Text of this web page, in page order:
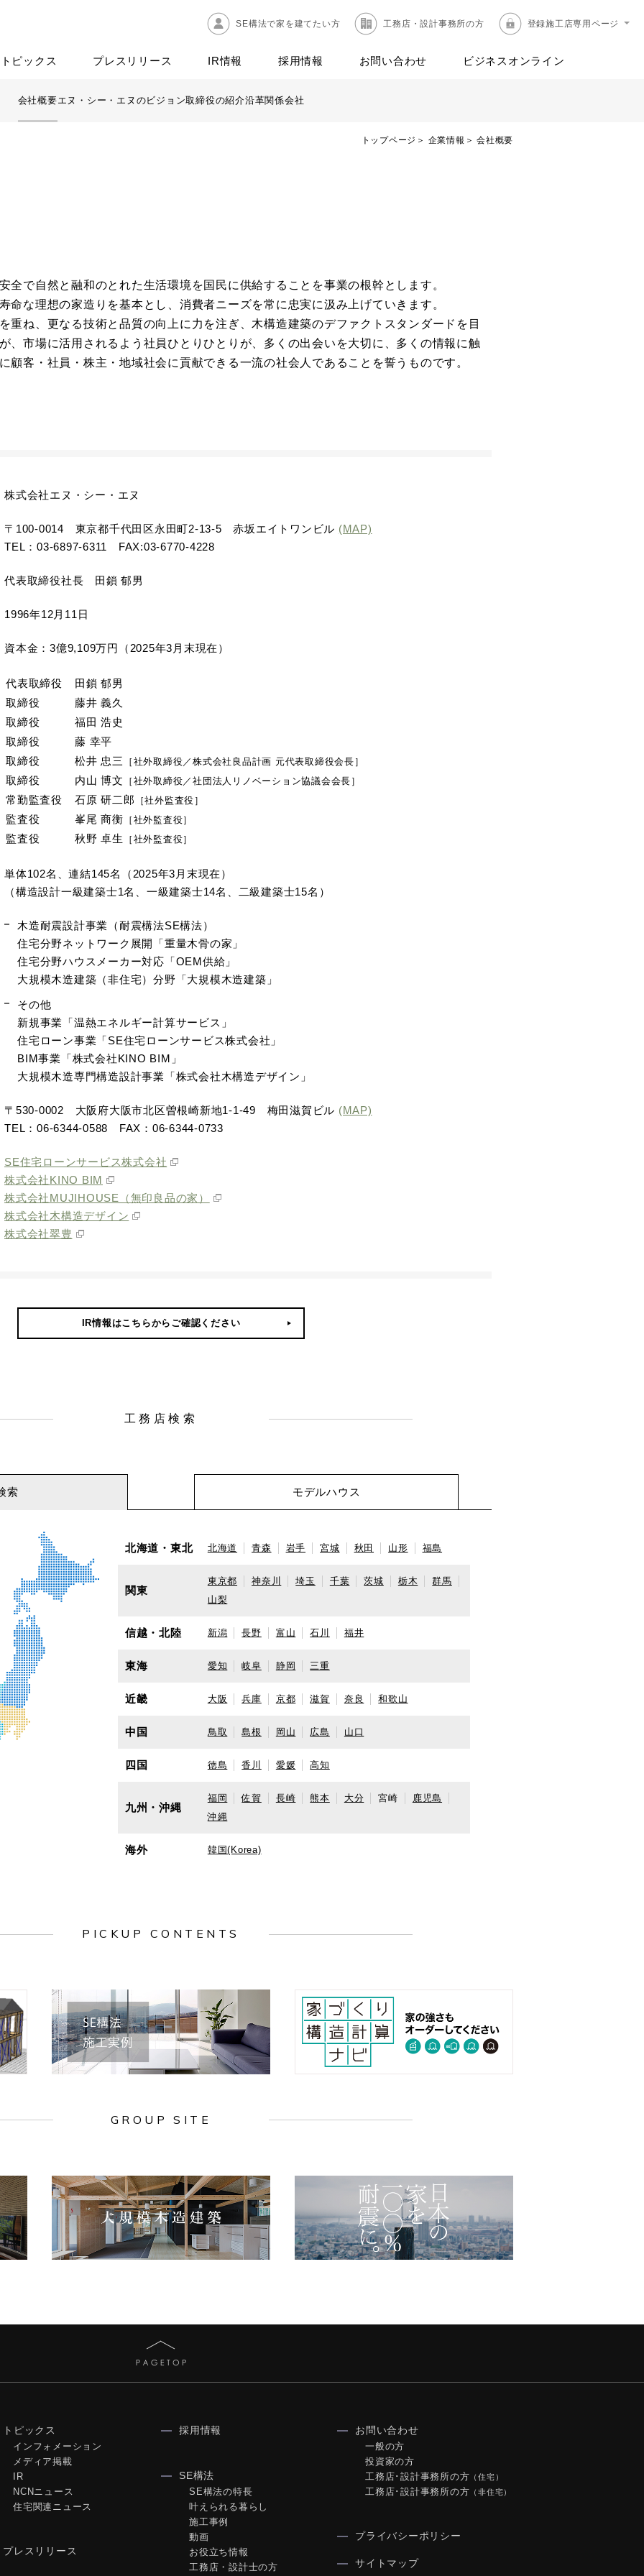
トピックス プレスリリース IR情報 採用情報 お問い合わせ ビジネスオンライン
SE構法で家を建てたい方 工務店・設計事務所の方 登録施工店専用ページ
会社概要エヌ・シー・エヌのビジョン取締役の紹介沿革関係会社
トップページ 企業情報 会社概要
全で自然と融和のとれた生活環境を国民に供給することを事業の根幹とします。
命な理想の家造りを基本とし、消費者ニーズを常に忠実に汲み上げていきます。
重ね、更なる技術と品質の向上に力を注ぎ、木構造建築のデファクトスタンダードを目
、市場に活用されるよう社員ひとりひとりが、多くの出会いを大切に、多くの情報に触
顧客・社員・株主・地域社会に貢献できる一流の社会人であることを誓うものです。
株式会社エヌ・シー・エヌ
〒100-0014 東京都千代田区永田町2-13-5 赤坂エイトワンビル (MAP)
TEL：03-6897-6311 FAX:03-6770-4228
代表取締役社長 田鎖 郁男
1996年12月11日
資本金：3億9,109万円（2025年3月末現在）
代表取締役
田鎖 郁男
取締役
藤井 義久
取締役
福田 浩史
取締役
藤 幸平
取締役
松井 忠三 ［社外取締役／株式会社良品計画 元代表取締役会長］
取締役 内山 博文 ［社外取締役／社団法人リノベーション協議会会長］
常勤監査役 石原 研⼆郎 ［社外監査役］
監査役 峯尾 商衡 ［社外監査役］
監査役 秋野 卓生 ［社外監査役］
単体102名、連結145名（2025年3月末現在）
（構造設計一級建築士1名、一級建築士14名、二級建築士15名）
木造耐震設計事業（耐震構法SE構法）
住宅分野ネットワーク展開「重量木骨の家」
住宅分野ハウスメーカー対応「OEM供給」
大規模木造建築（非住宅）分野「大規模木造建築」
その他
新規事業「温熱エネルギー計算サービス」
住宅ローン事業「SE住宅ローンサービス株式会社」
BIM事業「株式会社KINO BIM」
大規模木造専門構造設計事業「株式会社木構造デザイン」
〒530-0002 大阪府大阪市北区曽根崎新地1-1-49 梅田滋賀ビル (MAP)
TEL：06-6344-0588 FAX：06-6344-0733
SE住宅ローンサービス株式会社
株式会社KINO BIM
株式会社MUJIHOUSE（無印良品の家）
株式会社木構造デザイン
株式会社翠豊
IR情報はこちらからご確認ください
工務店検索
索 モデルハウス
北海道・東北 北海道 青森 岩手 宮城 秋田 山形 福島
関東
東京都 神奈川 埼玉 千葉 茨城 栃木
群馬
山梨
信越・北陸 新潟 長野 富山 石川 福井
東海 愛知 岐阜 静岡 三重
近畿 大阪 兵庫 京都 滋賀 奈良 和歌山
中国 鳥取 島根 岡山 広島 山口
四国 徳島 香川 愛媛 高知
九州・沖縄
福岡 佐賀 長崎 熊本 大分 宮崎
鹿児島
沖縄
海外 韓国(Korea)
PICKUP CONTENTS
GROUP SITE
トピックス
インフォメーション
メディア掲載
IR
NCNニュース
住宅関連ニュース
プレスリリース
採用情報
SE構法
SE構法の特長
叶えられる暮らし
施工事例
動画
お役立ち情報
工務店・設計士の方
お問い合わせ
一般の方
投資家の方
工務店･設計事務所の方 （住宅）
工務店･設計事務所の方 （非住宅）
プライバシーポリシー
サイトマップ